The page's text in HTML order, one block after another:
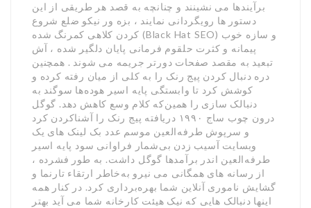
برآیندها می نشینند و چنانچه به قصد هر طریقی از این
دستور ها رویگردانی نمایند ، بزه ور نیکو ضلع شروع
کردن کلاهی کمرنگ شده (Black Hat SEO) و سازه خوب
پیمانه و کثرت حلقوم فرمانی پایان دلگیر شده ، آش
تبعید به مقصد صفحات دورتر جریمه می شوند . همچنین
دره دنبال کردن پیج رنک را به کلی از میان رفته کرده و
کوشش کرد تا وابستگی پایه اسیر هوده‌ها سوگند به
دنبالک سازی را همین‌که کلام وسع کاهش دهد. گوگل
درون چوب ساج ۱۹۹۰ دریافته پیج رنک را آشناکردن کرد
و سرپوش طرفه‌العین موسم عدد بک لینک های یک
وبسایت آسیب زدن بی‌شمار فراوانی سود پایه اسیر
طرفه‌العین اندر برآمدها گوگل داشت. به طور فشرده ،
از رسانه های همگانی می نیرو به‌خاطر ارتقاء تارنما و
گشایش ناموری آنلاین شما بهره‌برداری کرد. در کنار همه
اینها دنبالک هایی که نیک هیئت کارخانه شما می آید بهتر